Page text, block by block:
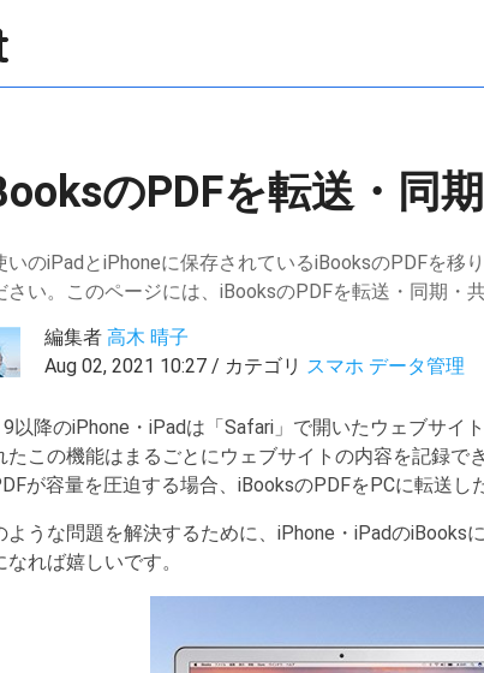
のPDFを転送・同
いのiPadとiPhoneに保存されているiBooksのPDFを
さい。このページには、iBooksのPDFを転送・同期・
編集者 高木 晴子
Aug 02, 2021 10:27 / カテゴリ スマホ データ管理
9以降のiPhone・iPadは「Safari」で開いたウェブサイ
たこの機能はまるごとにウェブサイトの内容を記録
が容量を圧迫する場合、iBooksのPDFをPCに転送し
ような問題を解決するために、iPhone・iPadの
なれば嬉しいです。